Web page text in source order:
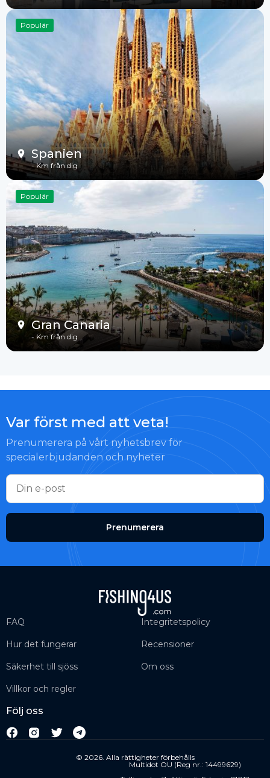
Populär
Spanien
-Km från dig
Populär
Gran Canaria
- Km från dig
Var först med att veta!
Prenumerera på vårt nyhetsbrev för
specialerbjudanden och nyheter
Prenumerera
FAQ
Hur det fungerar
Säkerhet till sjöss
Villkor och regler
Integritetspolicy
Recensioner
Om oss
Följ oss
© 2026. Alla rättigheter förbehålls
Multidot OU (Reg nr.: 14499629)